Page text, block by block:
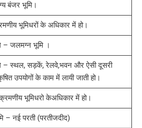
बंजर भूमि।
भूमिधरों के अधिकार में हो।
– जलमग्न भूमि ।
– स्थल, सड़कें, रेलवे,भवन और ऐसी दूसरी
उपयोगों के काम में लायी जाती हो।
भूमिधरो केअधिकार में हो।
– नई परती (परतीजदीद)